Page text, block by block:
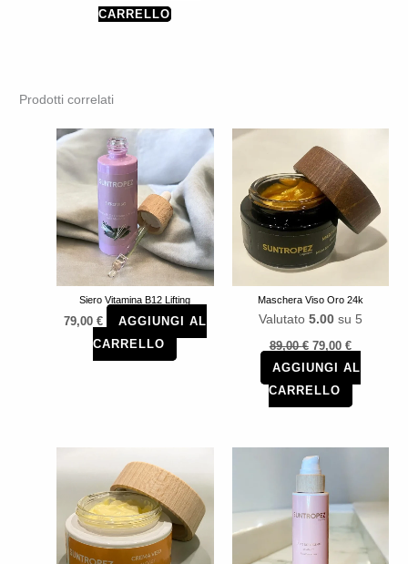
CARRELLO
Prodotti correlati
Siero Vitamina B12 Lifting
79,00 €
AGGIUNGI AL
CARRELLO
Maschera Viso Oro 24k
Valutato 5.00su 5
89,00€ Il
prezzo
originale
era:
89,00 €.
79,00 €Il
prezzo
attuale
è:
79,00 €.
AGGIUNGI AL
CARRELLO